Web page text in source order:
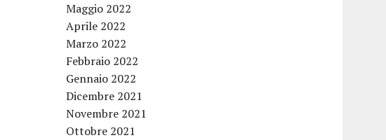
Maggio 2022
Aprile 2022
Marzo 2022
Febbraio 2022
Gennaio 2022
Dicembre 2021
Novembre 2021
Ottobre 2021